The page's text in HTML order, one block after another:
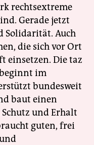
rechtsextreme
Gerade jetzt
Solidarität. Auch
die sich vor Ort
einsetzen. Die taz
im
bundesweit
baut einen
und Erhalt
guten, frei